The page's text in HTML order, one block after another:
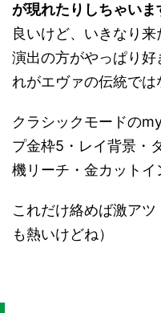
が現れたりしちゃいま
良いけど、いきなり
演出の方がやっぱり
れがエヴァの伝統では
クラシックモードの
プ金枠5・レイ背景・
機リーチ・金カットイ
これだけ絡めば激ア
も熱いけどね）